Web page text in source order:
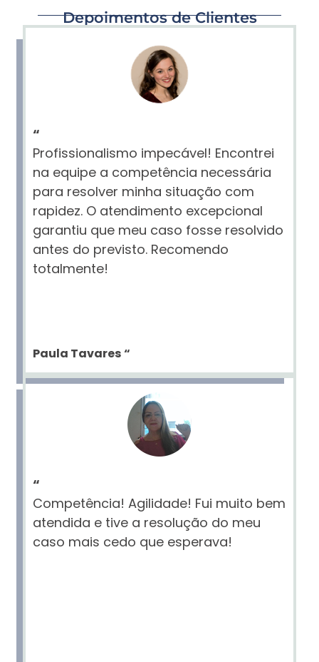
Depoimentos de Clientes
“
Profissionalismo impecável! Encontrei
na equipe a competência necessária
para resolver minha situação com
rapidez. O atendimento excepcional
garantiu que meu caso fosse resolvido
antes do previsto. Recomendo
totalmente!
Paula Tavares“
“
Competência! Agilidade! Fui muito bem
atendida e tive a resolução do meu
caso mais cedo que esperava!